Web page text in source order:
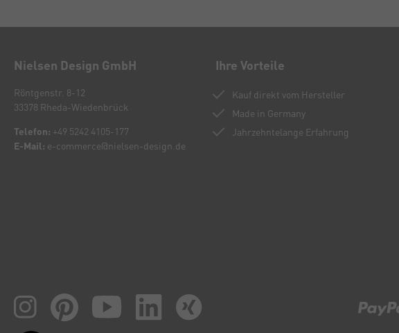
Nielsen Design GmbH
Röntgenstr. 8-12
33378 Rheda-Wiedenbrück
Telefon: +49 5242 4105-177
E-Mail: e-commerce@nielsen-design.de
Ihre Vorteile
Kauf direkt vom Hersteller
Made in Germany
Jahrzehntelange Erfahrung